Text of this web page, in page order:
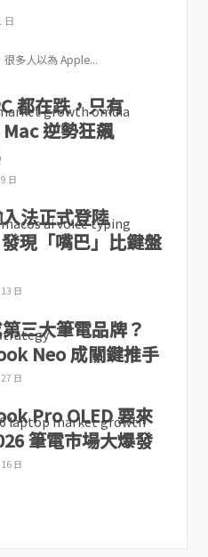
日
很多人以為 Apple...
都在跌，只有
逆勢狂飆
日
法正式登陸
現「嘴巴」比鍵盤
日
三大筆電品牌？
Neo 成關鍵推手
日
Pro OLED 要來
筆電市場大爆發
日